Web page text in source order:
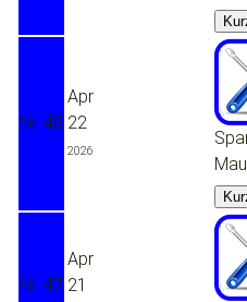
Nr. 48
Apr
22
2026
Nr. 47
Apr
21